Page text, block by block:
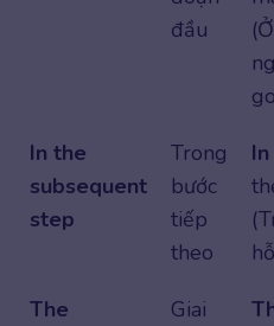
đầu
In the
subsequent
step
Trong
bước
tiếp
theo
The
Giai